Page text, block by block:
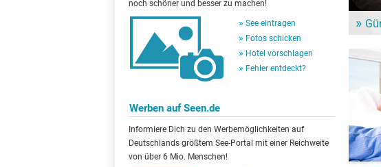
noch schöner und besser zu machen!
See eintragen
Fotos schicken
Hotel vorschlagen
Fehler entdeckt?
Werben auf Seen.de
Informiere Dich zu den Werbemöglichkeiten auf
Deutschlands größtem See-Portal mit einer Reichweite
von über 6 Mio. Menschen!